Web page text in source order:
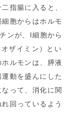
指腸に入ると、
胞からはホルモ
ンが、I細胞から
ザイミン）とい
ルモンは、膵液
動を盛んにした
って、消化に関
回っているよう